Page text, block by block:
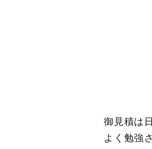
御見積は
よく勉強